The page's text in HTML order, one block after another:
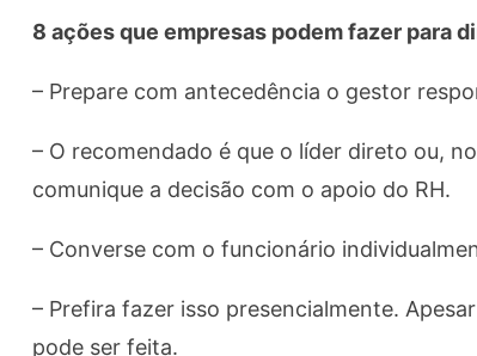
8 ações que empresas podem fazer para
– Prepare com antecedência o gestor
– O recomendado é que o líder direto ou,
comunique a decisão com o apoio do RH.
– Converse com o funcionário
– Prefira fazer isso presencialmente.
pode ser feita.